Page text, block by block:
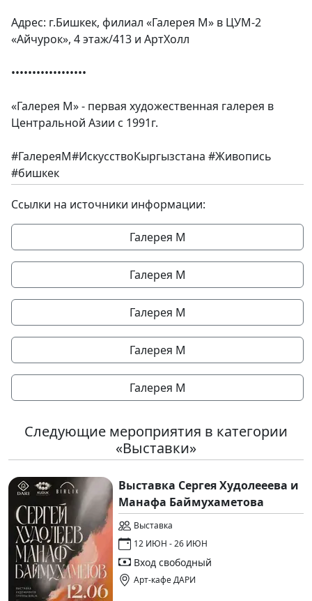
Адрес: г.Бишкек, филиал «Галерея М» в ЦУМ-2
«Айчурок», 4 этаж/413 и АртХолл
••••••••••••••••••
«Галерея М» - первая художественная галерея в
Центральной Азии с 1991г.
#ГалереяМ#ИскусствоКыргызстана #Живопись
#бишкек
Ссылки на источники информации:
Галерея М
Галерея М
Галерея М
Галерея М
Галерея М
Следующие мероприятия в категории
«Выставки»
Выставка Сергея Худолееева и
Манафа Баймухаметова
Выставка
12 ИЮН - 26 ИЮН
Вход свободный
Арт-кафе ДАРИ